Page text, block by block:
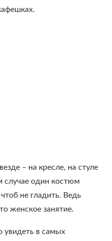
– на кресле, на стуле
случае один костюм
не гладить. Ведь
женское занятие.
увидеть в самых